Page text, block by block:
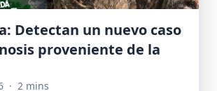
Detectan un nuevo caso
proveniente de la
· 2 mins